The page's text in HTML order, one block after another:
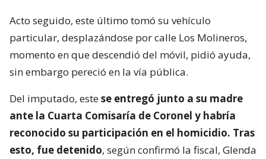
Acto seguido, este último tomó su vehículo
particular, desplazándose por calle Los Molineros,
momento en que descendió del móvil, pidió ayuda,
sin embargo pereció en la vía pública.
Del imputado, estese entregó junto a su madre
ante la Cuarta Comisaría de Coronel y habría
reconocido su participación en el homicidio. Tras
esto, fue detenido, según confirmó la fiscal, Glenda